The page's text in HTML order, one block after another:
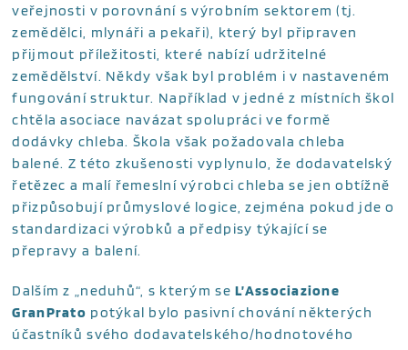
veřejnosti v porovnání s výrobním sektorem (tj.
zemědělci, mlynáři a pekaři), který byl připraven
přijmout příležitosti, které nabízí udržitelné
zemědělství. Někdy však byl problém i v nastaveném
fungování struktur. Například v jedné z místních škol
chtěla asociace navázat spolupráci ve formě
dodávky chleba. Škola však požadovala chleba
balené. Z této zkušenosti vyplynulo, že dodavatelský
řetězec a malí řemeslní výrobci chleba se jen obtížně
přizpůsobují průmyslové logice, zejména pokud jde o
standardizaci výrobků a předpisy týkající se
přepravy a balení.
Dalším z „neduhů“, s kterým seL’Associazione
GranPrato potýkal bylo pasivní chování některých
účastníků svého dodavatelského/hodnotového